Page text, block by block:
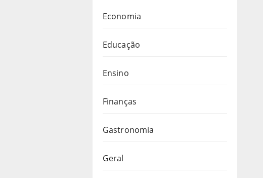
Economia
Educação
Ensino
Finanças
Gastronomia
Geral